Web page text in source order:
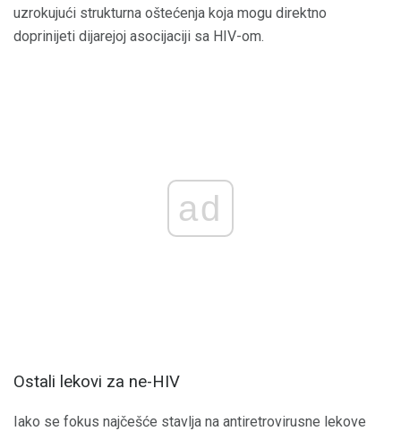
uzrokujući strukturna oštećenja koja mogu direktno
doprinijeti dijarejoj asocijaciji sa HIV-om.
ad
Ostali lekovi za ne-HIV
Iako se fokus najčešće stavlja na antiretrovirusne lekove